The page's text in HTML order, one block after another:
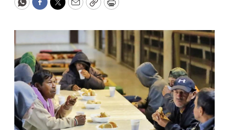
WhatsApp
Facebook
Twitter
EmailCopyPrint